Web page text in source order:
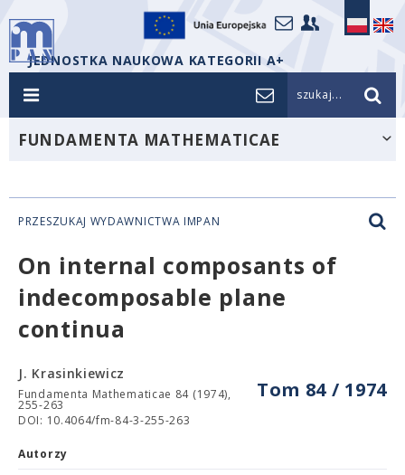
JEDNOSTKA NAUKOWA KATEGORII A+
szukaj...
FUNDAMENTA MATHEMATICAE
PRZESZUKAJ WYDAWNICTWA IMPAN
On internal composants of
indecomposable plane
continua
Tom 84 / 1974
J. Krasinkiewicz
Fundamenta Mathematicae 84 (1974),
255-263
DOI: 10.4064/fm-84-3-255-263
Autorzy